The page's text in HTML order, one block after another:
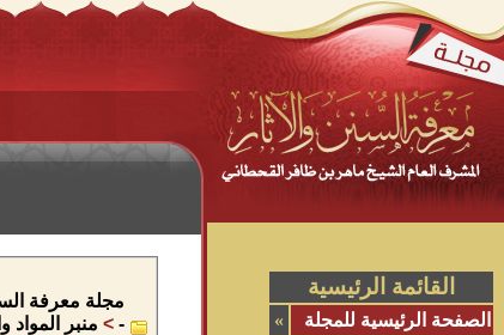
القائمة الرئيسية
الصفحة الرئيسية للمجلة
»
مجلة معرفة
-
> منبر المواد